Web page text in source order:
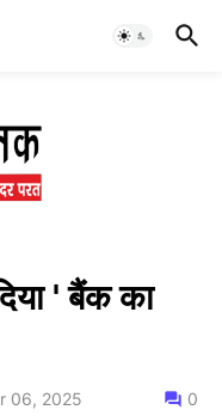
' बैंक का
06, 2025 0